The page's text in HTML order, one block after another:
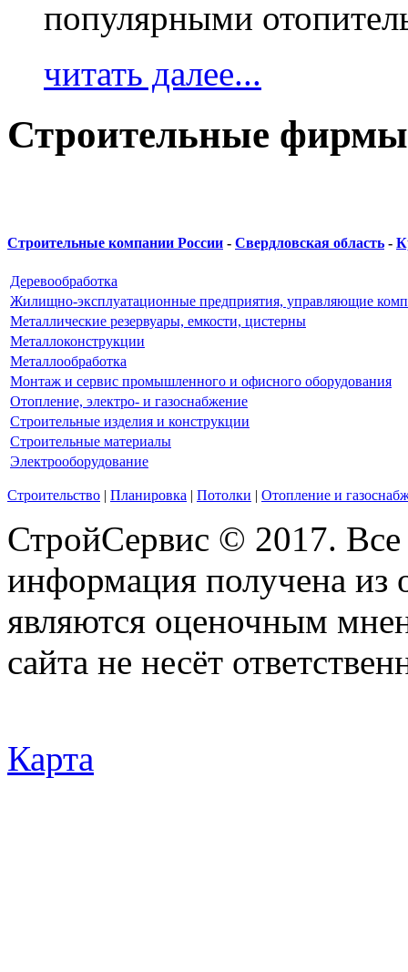
популярными
читать далее...
Строительные
Строительные компании России - Свердловская область -
Деревообработка
Жилищно-эксплуатационные предприятия, управляющие
Металлические резервуары, емкости, цистерны
Металлоконструкции
Металлообработка
Монтаж и сервис промышленного и офисного оборудования
Отопление, электро- и газоснабжение
Строительные изделия и конструкции
Строительные материалы
Электрооборудование
Строительство | Планировка | Потолки | Отопление и
СтройСервис © 2017.
информация получена из
являются оценочным
сайта не несёт
Карта